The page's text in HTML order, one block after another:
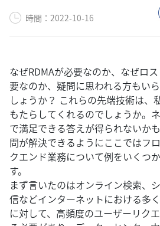
時間：2022-10-16
なぜRDMAが必要なのか、なぜロ
要なのか、疑問に思われる方もい
しょうか？ これらの先端技術は、
もたらしてくれるのでしょうか。
で満足できる答えが得られないか
問が解決できるようにここではフ
クエンド業務について例をいくつ
す。
まず言いたのはオンライン検索、
信などインターネットにおける多
に対して、高頻度のユーザーリク